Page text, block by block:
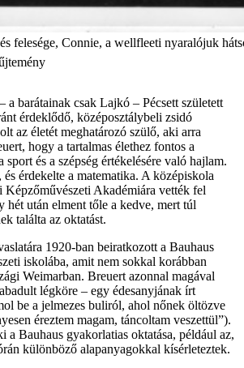
felesége, Connie, a wellfleeti nyaralójuk
a barátainak csak Lajkó – Pécsett született
érdeklődő, középosztálybeli zsidó
az életét meghatározó szülő, aki arra
hogy a tartalmas élethez fontos a
sport és a szépség értékelésére való hajlam.
érdekelte a matematika. A középiskola
Képzőművészeti Akadémiára vették fel
hét után elment tőle a kedve, mert túl
találta az oktatást.
1920-ban beiratkozott a Bauhaus
iskolába, amit nem sokkal korábban
Weimarban. Breuert azonnal magával
légköre – egy édesanyjának írt
be a jelmezes buliról, ahol nőnek öltözve
éreztem magam, táncoltam veszettül”).
a Bauhaus gyakorlatias oktatása, például az,
különböző alapanyagokkal kísérleteztek.